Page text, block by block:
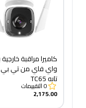
كاميرا مراقبة خارجية
واي فاي من تي بي
تابو TC65
0التقييمات
2,175.00